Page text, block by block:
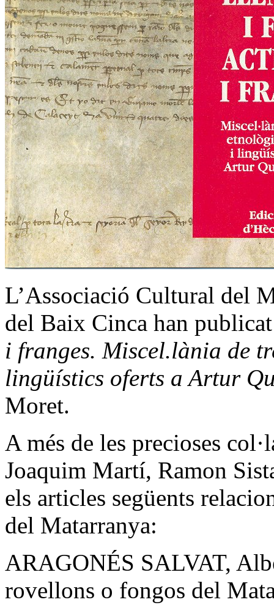
L’Associació Cultural del
del Baix Cinca han
i franges. Miscel.lània de
lingüístics oferts a Artur
Moret.
A més de les precioses
Joaquim Martí, Ramon
els articles següents
del Matarranya:
ARAGONÉS SALVAT,
rovellons o fongos del